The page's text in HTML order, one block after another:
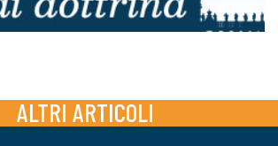
ALTRI ARTICOLI